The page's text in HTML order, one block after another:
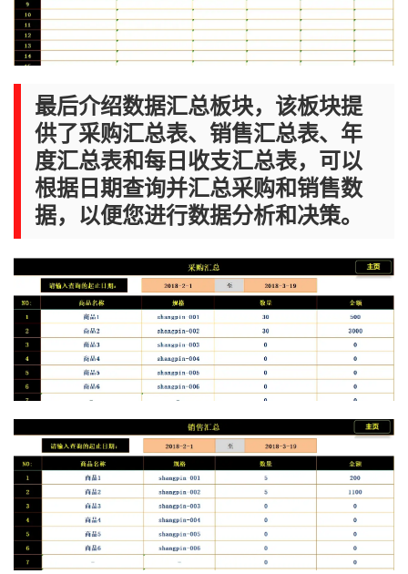
最后介绍数据汇总板块，该板块提
供了采购汇总表、销售汇总表、年
度汇总表和每日收支汇总表，可以
根据日期查询并汇总采购和销售数
据，以便您进行数据分析和决策。